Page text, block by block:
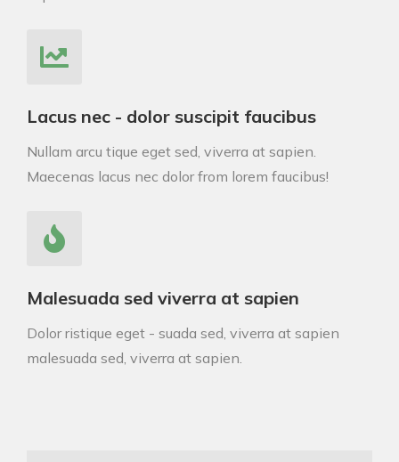
Lacus nec - dolor suscipit faucibus
Nullam arcu tique eget sed, viverra at sapien.
Maecenas lacus nec dolor from lorem faucibus!
Malesuada sed viverra at sapien
Dolor ristique eget - suada sed, viverra at sapien
malesuada sed, viverra at sapien.